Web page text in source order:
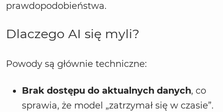
prawdopodobieństwa.
Dlaczego AI się myli?
Powody są głównie techniczne:
Brak dostępu do aktualnych danych, co
sprawia, że model „zatrzymał się w czasie”.